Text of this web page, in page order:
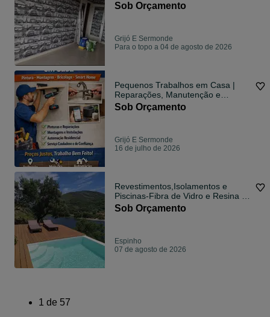
Sob Orçamento
Grijó E Sermonde
Para o topo a 04 de agosto de 2026
Pequenos Trabalhos em Casa |
Reparações, Manutenção e
Automação
Sob Orçamento
Grijó E Sermonde
16 de julho de 2026
Revestimentos,Isolamentos e
Piscinas-Fibra de Vidro e Resina -
VISITEM
Sob Orçamento
Espinho
07 de agosto de 2026
1 de 57